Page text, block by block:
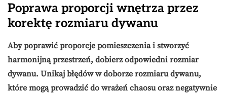
Poprawa proporcji wnętrza przez
korektę rozmiaru dywanu
Aby poprawić proporcje pomieszczeniai stworzyć
harmonijną przestrzeń, dobierz odpowiedni rozmiar
dywanu. Unikaj błędów w doborze rozmiaru dywanu,
które mogą prowadzić do wrażeń chaosu oraz negatywnie